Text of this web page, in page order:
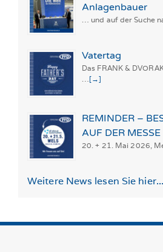
Anlagenbauer
… und auf der Suche
Vatertag
Das FRANK &
[→]
REMINDER –
AUF DER MESSE
20. + 21. Mai 2026,
Weitere News lesen Sie hier...